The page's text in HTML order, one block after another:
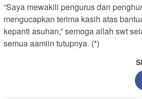
“Saya mewakili pengurus dan
mengucapkan terima kasih atas
kepanti asuhan,” semoga allah swt
semua aamiin tutupnya. (*)